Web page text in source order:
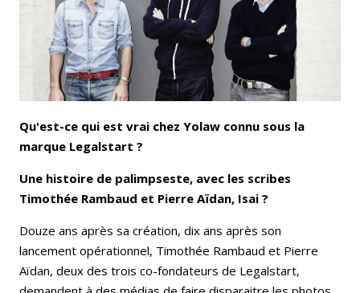
Bluesky Whatsapp
Qu'est-ce qui est vrai chez Yolaw connu sous la
marque Legalstart ?
Une histoire de palimpseste, avec les scribes
Timothée Rambaud et Pierre Aïdan, Isai ?
Douze ans après sa création, dix ans après son
lancement opérationnel, Timothée Rambaud et Pierre
Aïdan, deux des trois co-fondateurs de Legalstart,